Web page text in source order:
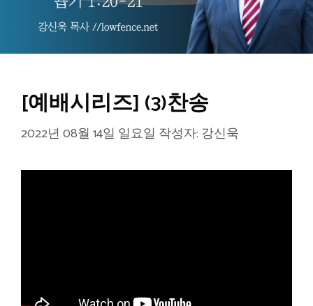
[예배시리즈] (3)찬송
2022년 08월 14일 일요일 작성자: 강신욱